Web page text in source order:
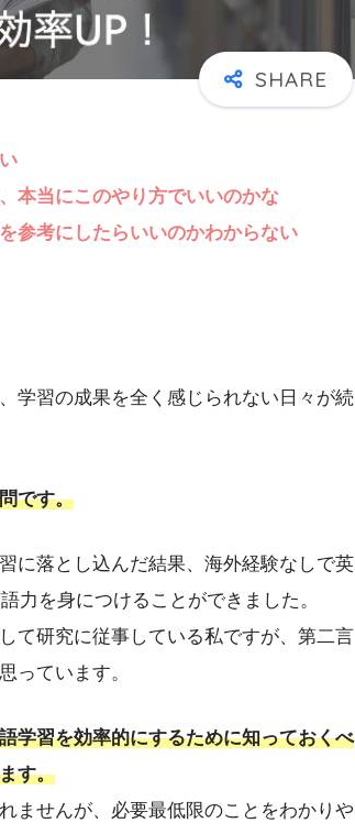
本当にこのやり方でいいのかな
参考にしたらいいのかわからない
学習の成果を全く感じられない日々が続
です。
に落とし込んだ結果、海外経験なしで英
力を身につけることができました。
て研究に従事している私ですが、第二言
っています。
学習を効率的にするために知っておくべ
す。
ませんが、必要最低限のことをわかりや